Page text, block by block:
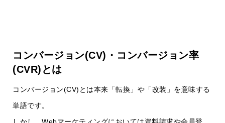
コンバージョン(CV)・コンバージョン率
(CVR)とは
コンバージョン(CV)とは本来「転換」や「改装」を意味する
単語です。